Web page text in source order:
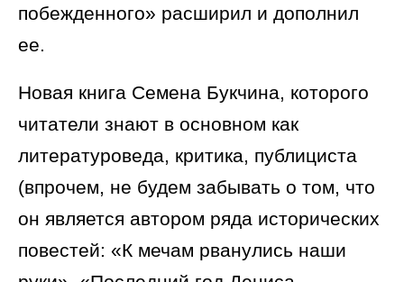
побежденного» расширил и дополнил
ее.
Новая книга Семена Букчина, которого
читатели знают в основном как
литературоведа, критика, публициста
(впрочем, не будем забывать о том, что
он является автором ряда исторических
повестей: «К мечам рванулись наши